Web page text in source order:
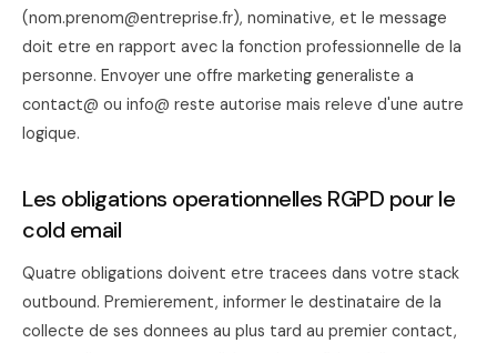
(nom.prenom@entreprise.fr), nominative, et le message
doit etre en rapport avec la fonction professionnelle de la
personne. Envoyer une offre marketing generaliste a
contact@ ou info@ reste autorise mais releve d'une autre
logique.
Les obligations operationnelles RGPD pour le
cold email
Quatre obligations doivent etre tracees dans votre stack
outbound. Premierement, informer le destinataire de la
collecte de ses donnees au plus tard au premier contact,